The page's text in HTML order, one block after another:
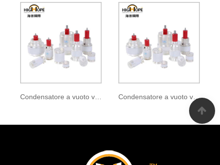
Condensatore a vuoto variabile CSVF500-0015 Condensatore a vuoto variabile CVHP650-55S